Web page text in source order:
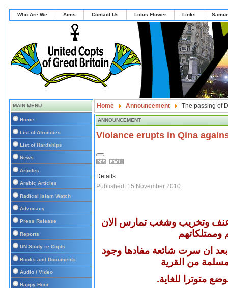
Who Are We Aims Contact Us Lotus Flower Links
MAIN MENU
Home
List of Atrocities
List of Hardships
News
Articles
Arabic Articles
Radical Islam Watch
Advocacy
Press Release
Reports
UN Study re Copts
Books and Documents
Audio / Video
Happy Hour
Home Announcement The passing of
ANNOUNCEMENT
Violance erupts in Qina
Details
Published: 15 November 2010
عنف وتخريب وشغب تمارس الان
وممتلكاتهم
ان سرت شائعة مفادها وجود
من القرية
متوترا للغاية.